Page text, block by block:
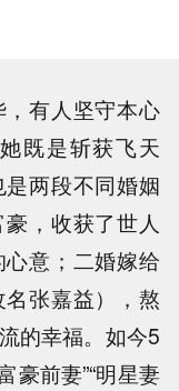
有人坚守本心
既是斩获飞天
两段不同婚姻
，收获了世人
意；二婚嫁给
张嘉益），熬
的幸福。如今5
豪前妻”“明星妻